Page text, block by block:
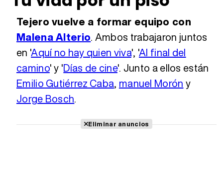
Tejero vuelve a formar equipo con
Malena Alterio. Ambos trabajaron juntos
en 'Aquí no hay quien viva', 'Al final del
camino' y 'Días de cine'. Junto a ellos están
Emilio Gutiérrez Caba, manuel Morón y
Jorge Bosch.
Eliminar anuncios